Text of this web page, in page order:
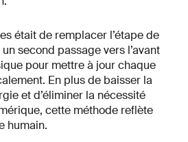
était de remplacer l’étape de
second passage vers l’avant
pour mettre à jour chaque
En plus de baisser la
et d’éliminer la nécessité
cette méthode reflète
humain.